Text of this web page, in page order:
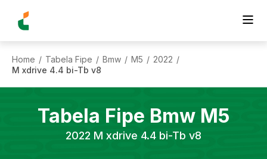
Home / Tabela Fipe / Bmw / M5 / 2022 /
M xdrive 4.4 bi-Tb v8
Tabela Fipe Bmw M5
2022 M xdrive 4.4 bi-Tb v8